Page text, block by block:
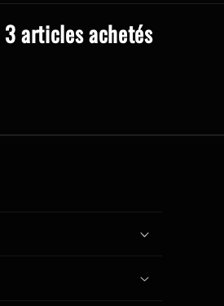
3 articles achetés